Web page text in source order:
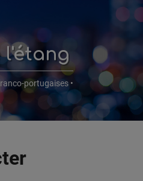
l'étang
portugaises •